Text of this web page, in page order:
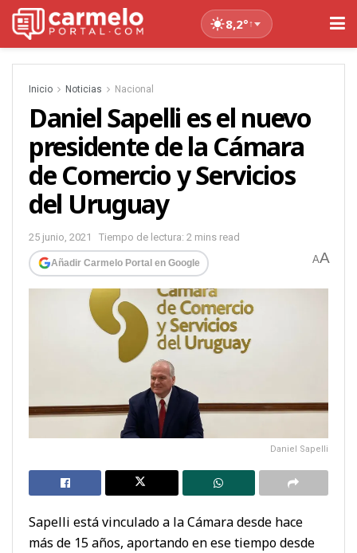
8,2°↑
Inicio Noticias Nacional
Daniel Sapelli es el nuevo
presidente de la Cámara
de Comercio y Servicios
del Uruguay
25 junio, 2021 Tiempo de lectura: 2 mins read
Añadir Carmelo Portal en Google AA
Daniel Sapelli
Sapelli está vinculado a la Cámara desde hace
más de 15 años, aportando en ese tiempo desde